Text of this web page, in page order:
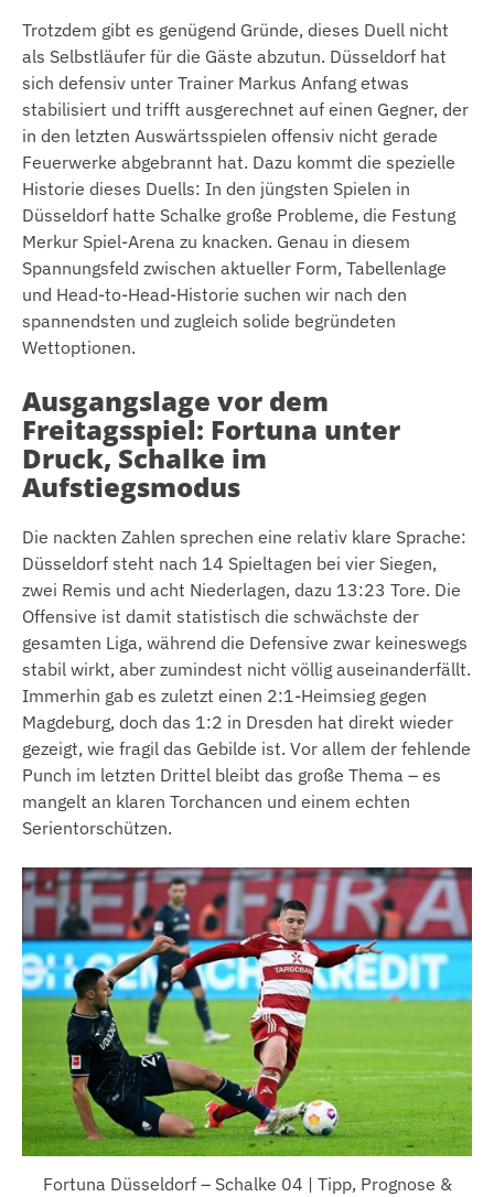
Trotzdem gibt es genügend Gründe, dieses Duell nicht
als Selbstläufer für die Gäste abzutun. Düsseldorf hat
sich defensiv unter Trainer Markus Anfang etwas
stabilisiert und trifft ausgerechnet auf einen Gegner, der
in den letzten Auswärtsspielen offensiv nicht gerade
Feuerwerke abgebrannt hat. Dazu kommt die spezielle
Historie dieses Duells: In den jüngsten Spielen in
Düsseldorf hatte Schalke große Probleme, die Festung
Merkur Spiel-Arena zu knacken. Genau in diesem
Spannungsfeld zwischen aktueller Form, Tabellenlage
und Head-to-Head-Historie suchen wir nach den
spannendsten und zugleich solide begründeten
Wettoptionen.
Ausgangslage vor dem
Freitagsspiel: Fortuna unter
Druck, Schalke im
Aufstiegsmodus
Die nackten Zahlen sprechen eine relativ klare Sprache:
Düsseldorf steht nach 14 Spieltagen bei vier Siegen,
zwei Remis und acht Niederlagen, dazu 13:23 Tore. Die
Offensive ist damit statistisch die schwächste der
gesamten Liga, während die Defensive zwar keineswegs
stabil wirkt, aber zumindest nicht völlig auseinanderfällt.
Immerhin gab es zuletzt einen 2:1-Heimsieg gegen
Magdeburg, doch das 1:2 in Dresden hat direkt wieder
gezeigt, wie fragil das Gebilde ist. Vor allem der fehlende
Punch im letzten Drittel bleibt das große Thema – es
mangelt an klaren Torchancen und einem echten
Serientorschützen.
Fortuna Düsseldorf – Schalke 04 | Tipp, Prognose &